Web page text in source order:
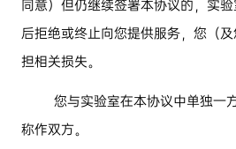
同意）但仍继续签署本协议的，实
后拒绝或终止向您提供服务，您（
担相关损失。
您与实验室在本协议中单独一
称作双方。